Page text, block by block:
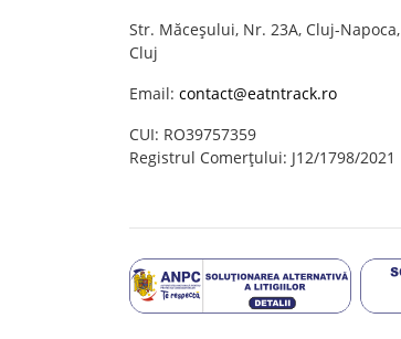
Str. Măceșului, Nr. 23A, Cluj-Napoca,
Cluj
Email: contact@eatntrack.ro
CUI: RO39757359
Registrul Comerțului: J12/1798/2021